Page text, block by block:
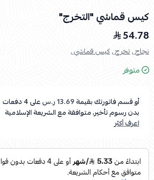
كيس قماشي "التخرج"
54.78
نجاح ,تخرج ,كيس قماشي ,
متوفر
أو قسم فاتورتك بقيمة13.69 ر.س على4دفعات
بدون رسوم تأخير، متوافقة مع الشريعة الإسلامية
اعرف أكثر